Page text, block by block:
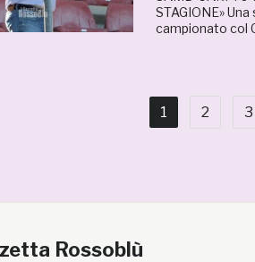
STAGIONE»
campionato col
1 2 3
Rossoblù